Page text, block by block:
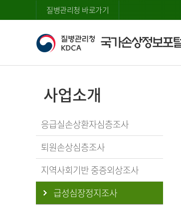
질병관리청 바로가기
사업소개
응급실손상환자심층조사
퇴원손상심층조사
지역사회기반 중증외상조사
급성심장정지조사